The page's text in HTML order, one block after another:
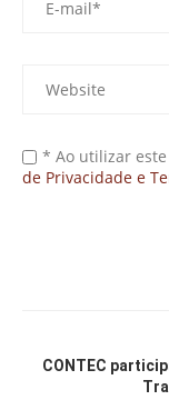
* Ao utilizar
de Privacidade e
CONTEC